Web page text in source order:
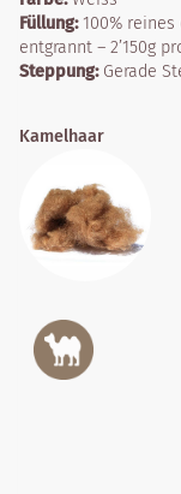
Füllung:100% reines
entgrannt – 2’150g
Steppung:Gerade
Kamelhaar